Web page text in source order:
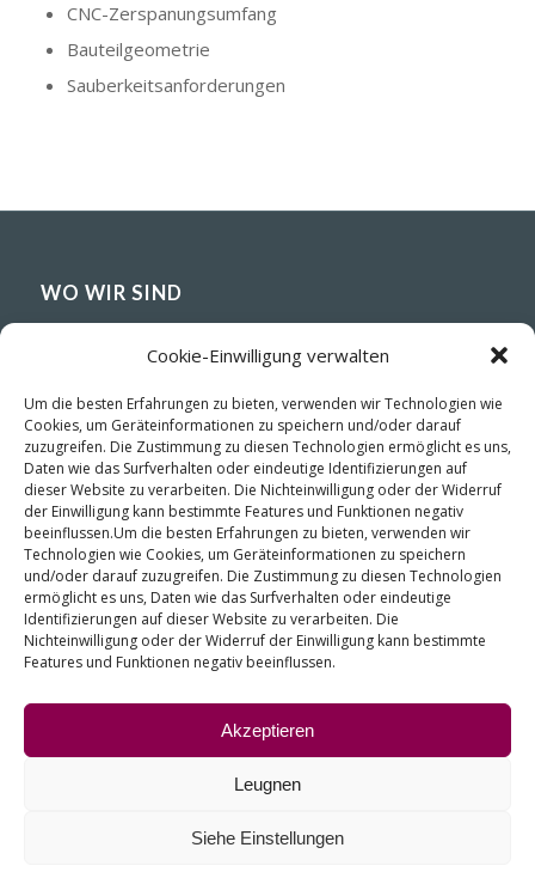
Cookie-Einwilligung verwalten
Um die besten Erfahrungen zu bieten, verwenden wir Technologien wie
Cookies, um Geräteinformationen zu speichern und/oder darauf
zuzugreifen. Die Zustimmung zu diesen Technologien ermöglicht es uns,
Daten wie das Surfverhalten oder eindeutige Identifizierungen auf
dieser Website zu verarbeiten. Die Nichteinwilligung oder der Widerruf
der Einwilligung kann bestimmte Features und Funktionen negativ
beeinflussen.Um die besten Erfahrungen zu bieten, verwenden wir
Technologien wie Cookies, um Geräteinformationen zu speichern
und/oder darauf zuzugreifen. Die Zustimmung zu diesen Technologien
ermöglicht es uns, Daten wie das Surfverhalten oder eindeutige
Identifizierungen auf dieser Website zu verarbeiten. Die
Nichteinwilligung oder der Widerruf der Einwilligung kann bestimmte
Features und Funktionen negativ beeinflussen.
Akzeptieren
Leugnen
Siehe Einstellungen
CNC-Zerspanungsumfang
Bauteilgeometrie
Sauberkeitsanforderungen
WO WIR SIND
E-01230 – Nanclares de la Oca (Alava) – SPAIN
(+34) 945-361802
(+34) 945-371314
info@fiasa.es